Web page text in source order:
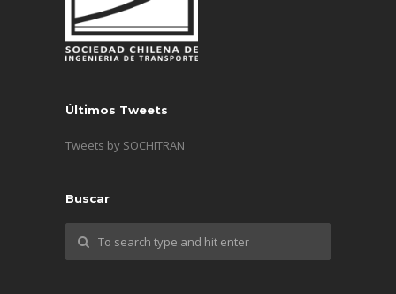
Últimos Tweets
Tweets by SOCHITRAN
Buscar